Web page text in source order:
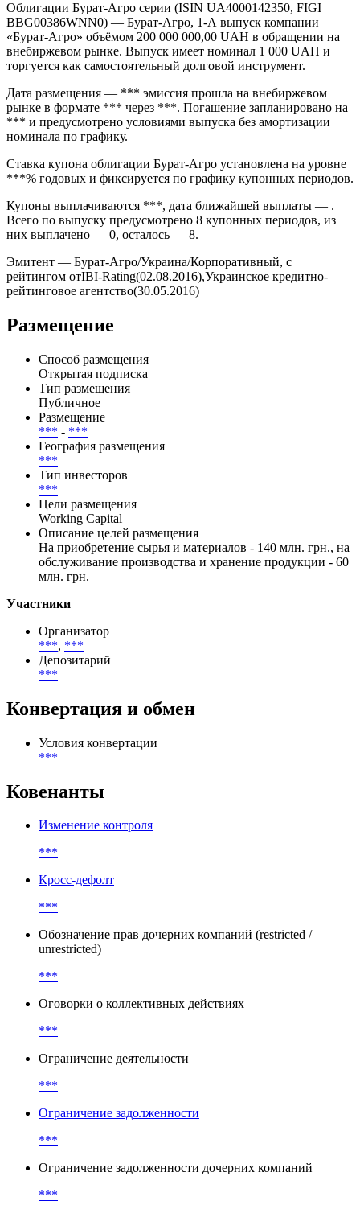
Облигации Бурат-Агро серии (ISIN UA4000142350, FIGI
BBG00386WNN0) — Бурат-Агро, 1-А выпуск компании
«Бурат-Агро» объёмом 200 000 000,00 UAH в обращении на
внебиржевом рынке. Выпуск имеет номинал 1 000 UAH и
торгуется как самостоятельный долговой инструмент.
Дата размещения — *** эмиссия прошла на внебиржевом
рынке в формате *** через ***. Погашение запланировано на
*** и предусмотрено условиями выпуска без амортизации
номинала по графику.
Ставка купона облигации Бурат-Агро установлена на уровне
***% годовых и фиксируется по графику купонных периодов.
Купоны выплачиваются ***, дата ближайшей выплаты — .
Всего по выпуску предусмотрено 8 купонных периодов, из
них выплачено — 0, осталось — 8.
Эмитент — Бурат-Агро/Украина/Корпоративный, с
рейтингом отIBI-Rating(02.08.2016),Украинское кредитно-
рейтинговое агентство(30.05.2016)
Размещение
Способ размещения
Открытая подписка
Тип размещения
Публичное
Размещение
*** - ***
География размещения
***
Тип инвесторов
***
Цели размещения
Working Capital
Описание целей размещения
На приобретение сырья и материалов - 140 млн. грн., на
обслуживание производства и хранение продукции - 60
млн. грн.
Участники
Организатор
***, ***
Депозитарий
***
Конвертация и обмен
Условия конвертации
***
Ковенанты
Изменение контроля
***
Кросс-дефолт
***
Обозначение прав дочерних компаний (restricted /
unrestricted)
***
Оговорки о коллективных действиях
***
Ограничение деятельности
***
Ограничение задолженности
***
Ограничение задолженности дочерних компаний
***